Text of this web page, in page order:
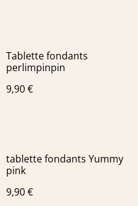
Tablette fondants
perlimpinpin
9,90 €
tablette fondants Yummy
pink
9,90 €